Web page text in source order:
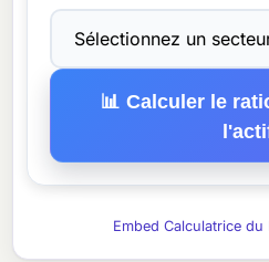
📊 Calculer le
Embed Calculatrice